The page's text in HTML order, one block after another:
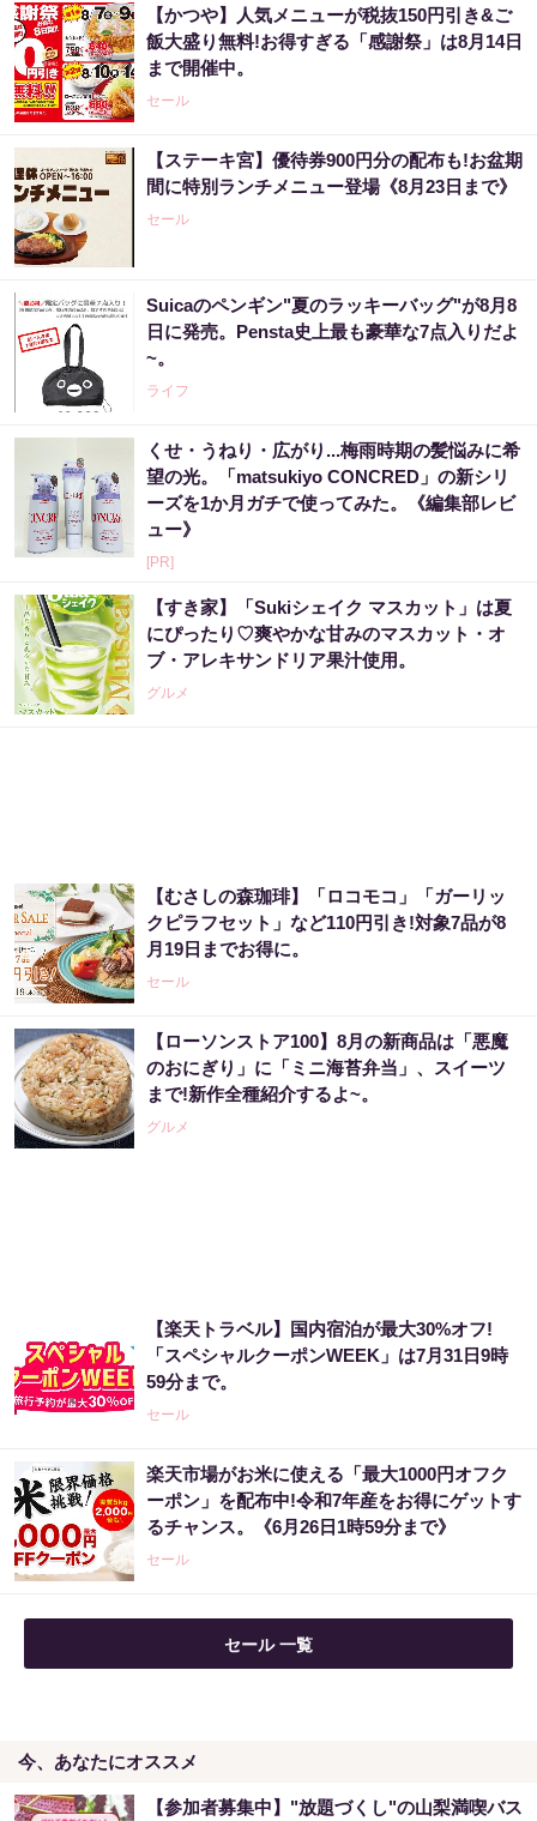
【かつや】人気メニューが税抜150円引き&ご
飯大盛り無料!お得すぎる「感謝祭」は8月14日
まで開催中。
セール
【ステーキ宮】優待券900円分の配布も!お盆期
間に特別ランチメニュー登場《8月23日まで》
セール
Suicaのペンギン"夏のラッキーバッグ"が8月8
日に発売。Pensta史上最も豪華な7点入りだよ
~。
ライフ
くせ・うねり・広がり...梅雨時期の髪悩みに希
望の光。「matsukiyo CONCRED」の新シリ
ーズを1か月ガチで使ってみた。《編集部レビ
ュー》
[PR]
【すき家】「Sukiシェイク マスカット」は夏
にぴったり♡爽やかな甘みのマスカット・オ
ブ・アレキサンドリア果汁使用。
グルメ
【むさしの森珈琲】「ロコモコ」「ガーリッ
クピラフセット」など110円引き!対象7品が8
月19日までお得に。
セール
【ローソンストア100】8月の新商品は「悪魔
のおにぎり」に「ミニ海苔弁当」、スイーツ
まで!新作全種紹介するよ~。
グルメ
【楽天トラベル】国内宿泊が最大30%オフ!
「スペシャルクーポンWEEK」は7月31日9時
59分まで。
セール
楽天市場がお米に使える「最大1000円オフク
ーポン」を配布中!令和7年産をお得にゲットす
るチャンス。《6月26日1時59分まで》
セール
セール 一覧
今、あなたにオススメ
【参加者募集中】"放題づくし"の山梨満喫バス